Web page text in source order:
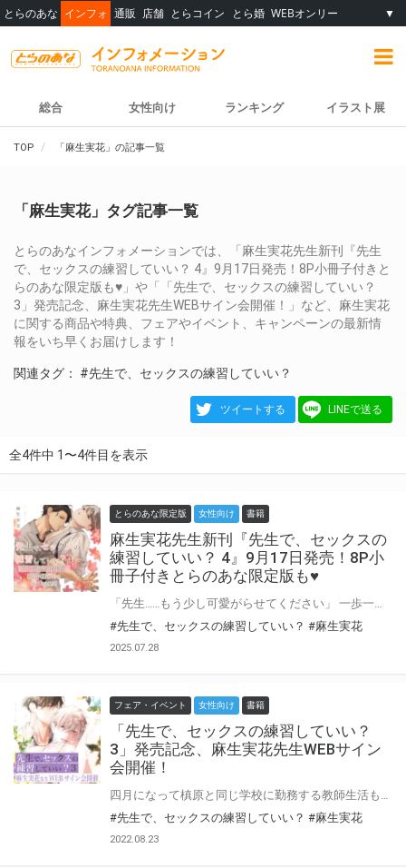
とらのあな インフォ 通販 店舗 とらコイン とら婚 WEBオンリー ▼
総合 女性向け ランキング イラスト展
TOP 「麻生実花」の記事一覧
「麻生実花」タグ記事一覧
とらのあなインフォメーションでは、「麻生実花先生新刊『先生
で、セックスの練習していい？ 4』9月17日発売！8P小冊子付きと
らのあな限定版も♥」や「「先生で、セックスの練習していい？
3」発売記念、麻生実花先生WEBサイン会開催！」など、麻生実花
に関する商品や特典、フェアやイベント、キャンペーンの最新情
報をいち早くお届けします！
関連タグ： #先生で、セックスの練習していい？
ツイートする LINEで送る
全4件中 1〜4件目を表示
とらのあな限定版 女性向け 書籍
麻生実花先生新刊『先生で、セックスの
練習していい？ 4』9月17日発売！8P小
冊子付きとらのあな限定版も♥
#先生で、セックスの練習していい？ #麻生実花
2025.07.28
フェア・イベント 女性向け 書籍
「先生で、セックスの練習していい？
3」発売記念、麻生実花先生WEBサイン
会開催！
#先生で、セックスの練習していい？ #麻生実花
2022.08.23